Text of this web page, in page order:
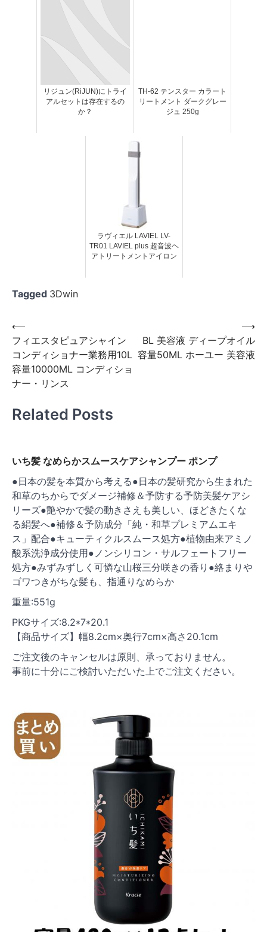
リジュン(RiJUN)にトライ
アルセットは存在するの
か？
TH-62 テンスター カラート
リートメント ダークグレー
ジュ 250g
ラヴィエル LAVIEL LV-
TR01 LAVIEL plus 超音波ヘ
アトリートメントアイロン
Tagged 3Dwin
投
稿
ナ
ビ
ー
ョ
ン
⟵
フィエスタピュアシャイン
コンディショナー業務用10L
容量10000ML コンディショ
ナー・リンス
BL 美容液 ディープオイル
容量50ML ホーユー 美容液
⟶
Related Posts
いち髪 なめらかスムースケアシャンプー ポンプ
●日本の髪を本質から考える●日本の髪研究から生まれた
和草のちからでダメージ補修＆予防する予防美髪ケアシ
リーズ●艶やかで髪の動きさえも美しい、ほどきたくな
る絹髪へ●補修＆予防成分「純・和草プレミアムエキ
ス」配合●キューティクルスムース処方●植物由来アミノ
酸系洗浄成分使用●ノンシリコン・サルフェートフリー
処方●みずみずしく可憐な山桜三分咲きの香り●絡まりや
ゴワつきがちな髪も、指通りなめらか
重量:551g
PKGサイズ:8.2*7*20.1
【商品サイズ】幅8.2cm×奥行7cm×高さ20.1cm
ご注文後のキャンセルは原則、承っておりません。
事前に十分にご検討いただいた上でご注文ください。